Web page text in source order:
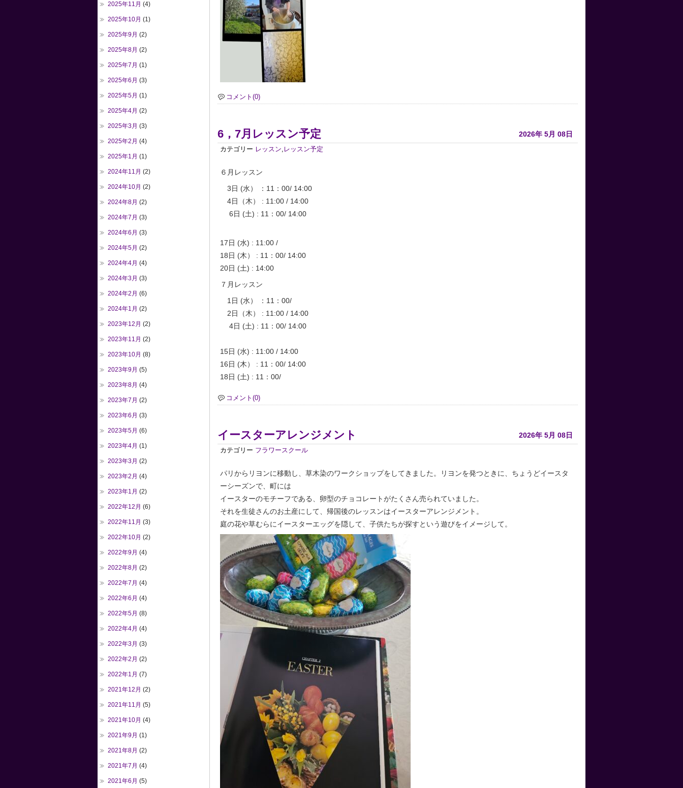
コメント(0)
2026年 5月 08日
6，7月レッスン予定
カテゴリー レッスン, レッスン予定
６月レッスン
3日 (水） ：11：00/ 14:00
4日（木） : 11:00 / 14:00
6日 (土) : 11：00/ 14:00
17日 (水) : 11:00 /
18日 (木） : 11：00/ 14:00
20日 (土) : 14:00
７月レッスン
1日 (水） ：11：00/
2日（木） : 11:00 / 14:00
4日 (土) : 11：00/ 14:00
15日 (水) : 11:00 / 14:00
16日 (木） : 11：00/ 14:00
18日 (土) : 11：00/
コメント(0)
2026年 5月 08日
イースターアレンジメント
カテゴリー フラワースクール
パリからリヨンに移動し、草木染のワークショップをしてきました。リヨンを発つときに、ちょうどイースタ
ーシーズンで、町には
イースターのモチーフである、卵型のチョコレートがたくさん売られていました。
それを生徒さんのお土産にして、帰国後のレッスンはイースターアレンジメント。
庭の花や草むらにイースターエッグを隠して、子供たちが探すという遊びをイメージして。
2025年11月 (4)
2025年10月 (1)
2025年9月 (2)
2025年8月 (2)
2025年7月 (1)
2025年6月 (3)
2025年5月 (1)
2025年4月 (2)
2025年3月 (3)
2025年2月 (4)
2025年1月 (1)
2024年11月 (2)
2024年10月 (2)
2024年8月 (2)
2024年7月 (3)
2024年6月 (3)
2024年5月 (2)
2024年4月 (4)
2024年3月 (3)
2024年2月 (6)
2024年1月 (2)
2023年12月 (2)
2023年11月 (2)
2023年10月 (8)
2023年9月 (5)
2023年8月 (4)
2023年7月 (2)
2023年6月 (3)
2023年5月 (6)
2023年4月 (1)
2023年3月 (2)
2023年2月 (4)
2023年1月 (2)
2022年12月 (6)
2022年11月 (3)
2022年10月 (2)
2022年9月 (4)
2022年8月 (2)
2022年7月 (4)
2022年6月 (4)
2022年5月 (8)
2022年4月 (4)
2022年3月 (3)
2022年2月 (2)
2022年1月 (7)
2021年12月 (2)
2021年11月 (5)
2021年10月 (4)
2021年9月 (1)
2021年8月 (2)
2021年7月 (4)
2021年6月 (5)